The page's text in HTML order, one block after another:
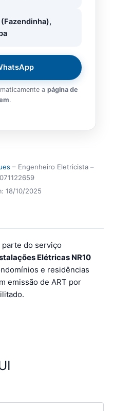
a página de
.
– Engenheiro Eletricista –
18/10/2025
parte do serviço
Elétricas NR10
e residências
emissão de ART por